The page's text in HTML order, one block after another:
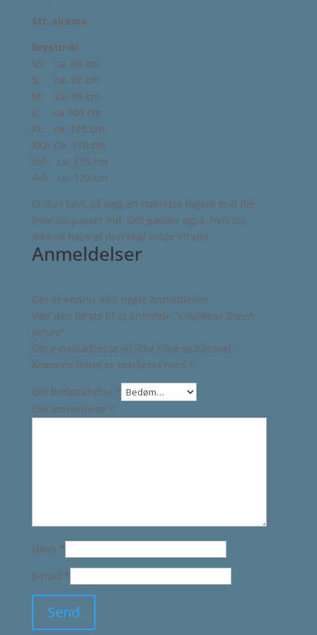
Str. skema
Brystmål:
XS: ca. 88 cm
S: ca. 92 cm
M: ca. 96 cm
L: ca 100 cm
XL: ca. 105 cm
XXL: Ca. 110 cm
3xl: ca. 115 cm
4xl: ca. 120 cm
Er du i tvivl, så væg en størrelse højere end der
hvor du passer ind. Det gælder også, hvis du
ikke vil have at den skal sidde stramt.
Anmeldelser
Der er endnu ikke nogle anmeldelser.
Vær den første til at anmelde “VeloWear Green
Jersey”
Din e-mailadresse vil ikke blive publiceret.
Krævede felter er markeret med *
Din bedømmelse *
Din anmeldelse *
Navn *
E-mail *